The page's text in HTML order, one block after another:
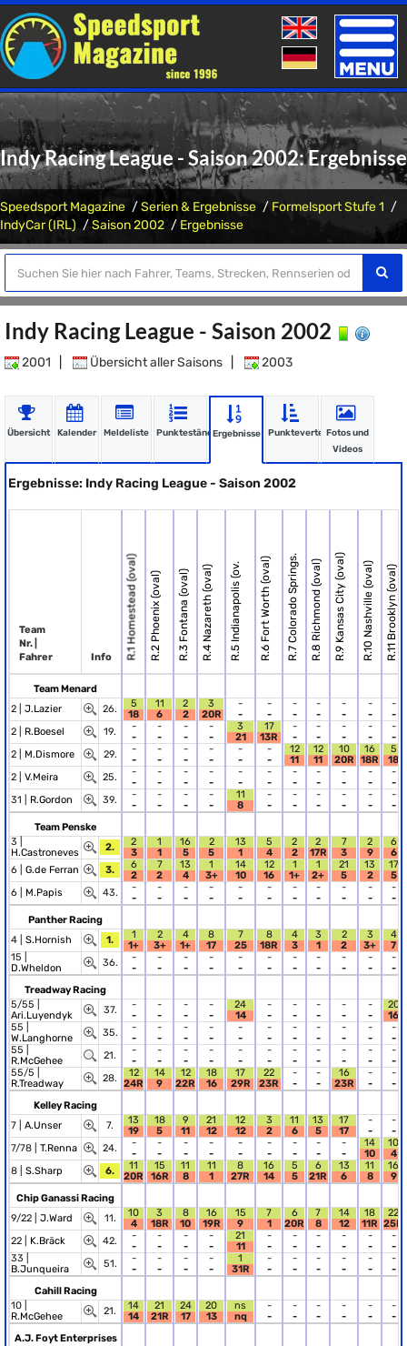
Toggle
Indy Racing League - Saison 2002: Ergebnisse
Speedsport Magazine Serien & Ergebnisse
Formelsport Stufe 1
IndyCar (IRL)
Saison 2002 Ergebnisse
Indy Racing League - Saison 2002
2001 Übersicht aller Saisons 2003
Übersicht Kalender Meldeliste PunkteständeErgebnisse PunkteverteilungFotos und
Videos
Ergebnisse: Indy Racing League - Saison 2002
Team
Nr. |
Fahrer
Info R.1 Homestead (oval)R.2 Phoenix (oval)R.3 Fontana (oval)R.4 Nazareth (oval)R.5 Indianapolis (ov.R.6 Fort Worth (oval)R.7 Colorado Springs.R.8 Richmond (oval)R.9 Kansas City (oval)R.10 Nashville (oval)R.11 Brooklyn (oval)
Team Menard
2 | J.Lazier 26.
5
18
11
6
2
2
3
20R
-
-
-
-
-
-
-
-
-
-
-
-
-
-
2 | R.Boesel 19.
-
-
-
-
-
-
-
-
3
21
17
13R
-
-
-
-
-
-
-
-
-
-
2 | M.Dismore 29.
-
-
-
-
-
-
-
-
-
-
-
-
12
11
12
11
10
20R
16
18R
5
18
2 | V.Meira 25.
-
-
-
-
-
-
-
-
-
-
-
-
-
-
-
-
-
-
-
-
-
-
31 | R.Gordon 39.
-
-
-
-
-
-
-
-
11
8
-
-
-
-
-
-
-
-
-
-
-
-
Team Penske
3 |
H.Castroneves
2.
2
3
1
1
16
5
2
5
13
1
5
4
2
2
2
17R
7
3
2
9
6
6
6 | G.de Ferran 3.
6
2
7
2
13
4
1
3+
14
10
12
16
1
1+
1
2+
21
5
13
2
17
5
6 | M.Papis 43.
-
-
-
-
-
-
-
-
-
-
-
-
-
-
-
-
-
-
-
-
-
-
Panther Racing
4 | S.Hornish 1.
1
1+
2
3+
4
1+
8
17
7
25
8
18R
4
3
3
1
2
2
3
3+
4
7
15 |
D.Wheldon
36.
-
-
-
-
-
-
-
-
-
-
-
-
-
-
-
-
-
-
-
-
-
-
Treadway Racing
5/55 |
Ari.Luyendyk
37.
-
-
-
-
-
-
-
-
24
14
-
-
-
-
-
-
-
-
-
-
20
16
55 |
W.Langhorne
35.
-
-
-
-
-
-
-
-
-
-
-
-
-
-
-
-
-
-
-
-
-
-
55 |
R.McGehee
21.
-
-
-
-
-
-
-
-
-
-
-
-
-
-
-
-
-
-
-
-
-
-
55/5 |
R.Treadway
28.
12
24R
14
9
12
22R
18
16
17
29R
22
23R
-
-
-
-
16
23R
-
-
-
-
Kelley Racing
7 | A.Unser 7.
13
19
18
5
9
11
21
12
12
12
3
2
11
6
13
5
17
17
-
-
-
-
7/78 | T.Renna 24.
-
-
-
-
-
-
-
-
-
-
-
-
-
-
-
-
-
-
14
10
10
4
8 | S.Sharp 6.
11
20R
15
16R
11
8
11
1
8
27R
16
14
5
5
6
21R
13
6
11
8
16
9
Chip Ganassi Racing
9/22 | J.Ward 11.
10
4
3
18R
8
10
16
19R
15
9
7
1
6
20R
7
8
14
12
18
11R
22
25R
22 | K.Bräck 42.
-
-
-
-
-
-
-
-
21
11
-
-
-
-
-
-
-
-
-
-
-
-
33 |
B.Junqueira
51.
-
-
-
-
-
-
-
-
1
31R
-
-
-
-
-
-
-
-
-
-
-
-
Cahill Racing
10 |
R.McGehee
21.
14
14
21
21R
24
17
20
13
ns
nq
-
-
-
-
-
-
-
-
-
-
-
-
A.J. Foyt Enterprises